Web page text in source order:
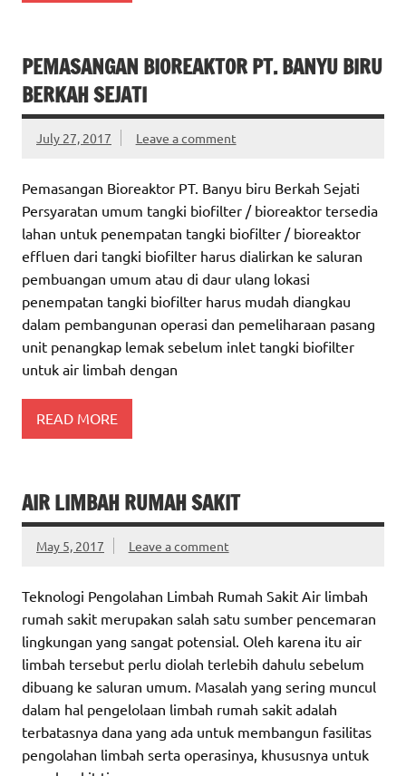
PEMASANGAN BIOREAKTOR PT. BANYU BIRU
BERKAH SEJATI
July 27, 2017 Leave a comment
Pemasangan Bioreaktor PT. Banyu biru Berkah Sejati
Persyaratan umum tangki biofilter / bioreaktor tersedia
lahan untuk penempatan tangki biofilter / bioreaktor
effluen dari tangki biofilter harus dialirkan ke saluran
pembuangan umum atau di daur ulang lokasi
penempatan tangki biofilter harus mudah diangkau
dalam pembangunan operasi dan pemeliharaan pasang
unit penangkap lemak sebelum inlet tangki biofilter
untuk air limbah dengan
READ MORE
AIR LIMBAH RUMAH SAKIT
May 5, 2017 Leave a comment
Teknologi Pengolahan Limbah Rumah Sakit Air limbah
rumah sakit merupakan salah satu sumber pencemaran
lingkungan yang sangat potensial. Oleh karena itu air
limbah tersebut perlu diolah terlebih dahulu sebelum
dibuang ke saluran umum. Masalah yang sering muncul
dalam hal pengelolaan limbah rumah sakit adalah
terbatasnya dana yang ada untuk membangun fasilitas
pengolahan limbah serta operasinya, khususnya untuk